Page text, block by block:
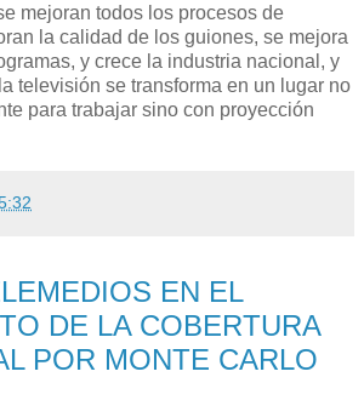
mejoran todos los procesos de
la calidad de los guiones, se mejora
y crece la industria nacional, y
televisión se transforma en un lugar no
para trabajar sino con proyección
EN EL
DE LA COBERTURA
POR MONTE CARLO